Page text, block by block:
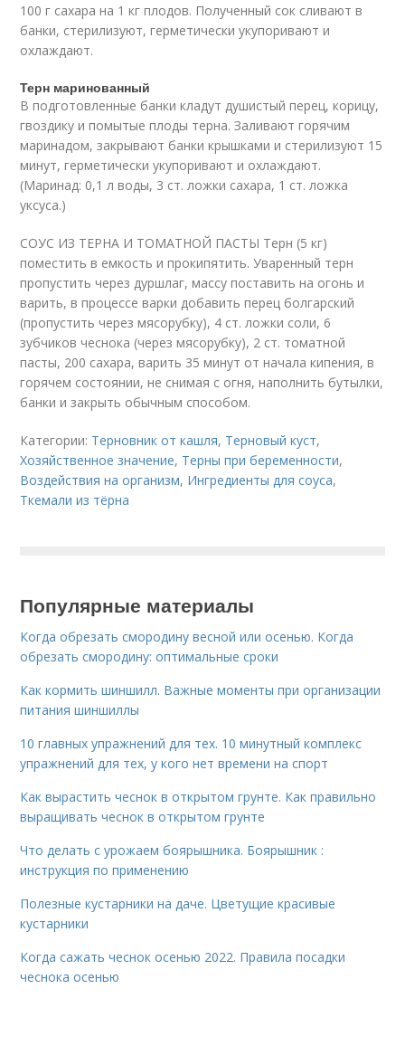
100 г сахара на 1 кг плодов. Полученный сок сливают в
банки, стерилизуют, герметически укупоривают и
охлаждают.
Терн маринованный
В подготовленные банки кладут душистый перец, корицу,
гвоздику и помытые плоды терна. Заливают горячим
маринадом, закрывают банки крышками и стерилизуют 15
минут, герметически укупоривают и охлаждают.
(Маринад: 0,1 л воды, 3 ст. ложки сахара, 1 ст. ложка
уксуса.)
СОУС ИЗ ТЕРНА И ТОМАТНОЙ ПАСТЫ Терн (5 кг)
поместить в емкость и прокипятить. Уваренный терн
пропустить через дуршлаг, массу поставить на огонь и
варить, в процессе варки добавить перец болгарский
(пропустить через мясорубку), 4 ст. ложки соли, 6
зубчиков чеснока (через мясорубку), 2 ст. томатной
пасты, 200 сахара, варить 35 минут от начала кипения, в
горячем состоянии, не снимая с огня, наполнить бутылки,
банки и закрыть обычным способом.
Категории: Терновник от кашля, Терновый куст,
Хозяйственное значение, Терны при беременности,
Воздействия на организм, Ингредиенты для соуса,
Ткемали из тёрна
Популярные материалы
Когда обрезать смородину весной или осенью. Когда
обрезать смородину: оптимальные сроки
Как кормить шиншилл. Важные моменты при организации
питания шиншиллы
10 главных упражнений для тех. 10 минутный комплекс
упражнений для тех, у кого нет времени на спорт
Как вырастить чеснок в открытом грунте. Как правильно
выращивать чеснок в открытом грунте
Что делать с урожаем боярышника. Боярышник :
инструкция по применению
Полезные кустарники на даче. Цветущие красивые
кустарники
Когда сажать чеснок осенью 2022. Правила посадки
чеснока осенью